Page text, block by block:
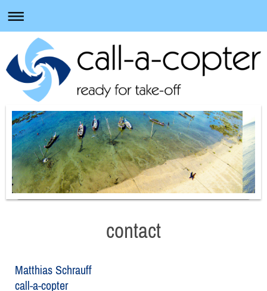
contact
Matthias Schrauff
call-a-copter